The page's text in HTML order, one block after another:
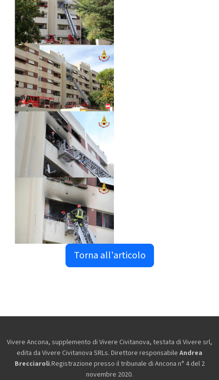
Torna all'articolo
Vivere Ancona, supplemento di Vivere Civitanova, testata di Vivere srl,
edita da Vivere Civitanova SRLs. Direttore responsabile Andrea
Brecciaroli.Registrazione presso il tribunale di Ancona n° 4 del 2
novembre 2020.